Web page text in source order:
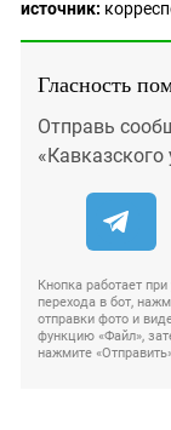
источник:
Гласность
Отправь
«Кавказского
Кнопка работает
перехода в бот,
отправки фото и
функцию «Файл»,
нажмите